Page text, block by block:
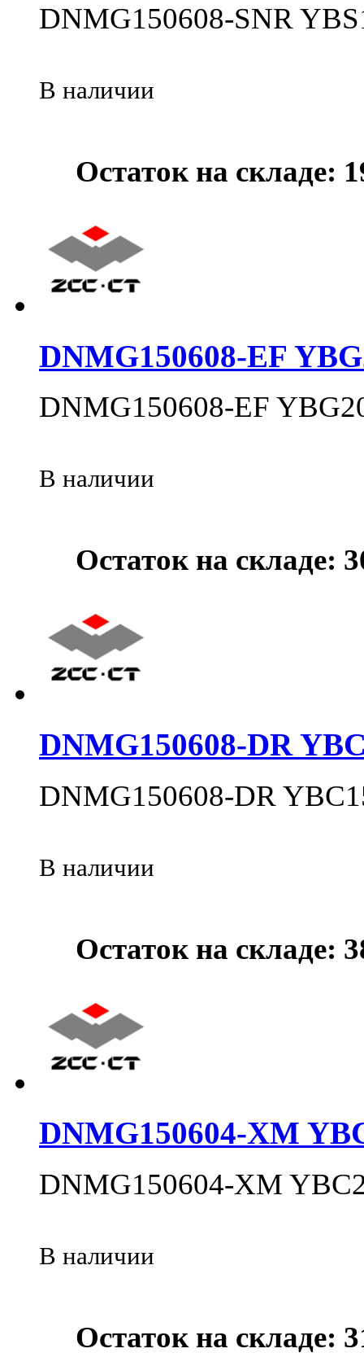
DNMG150608-SNR
В наличии
Остаток на складе:
DNMG150608-EF
DNMG150608-EF
В наличии
Остаток на складе:
DNMG150608-DR
DNMG150608-DR
В наличии
Остаток на складе:
DNMG150604-XM
DNMG150604-XM
В наличии
Остаток на складе: